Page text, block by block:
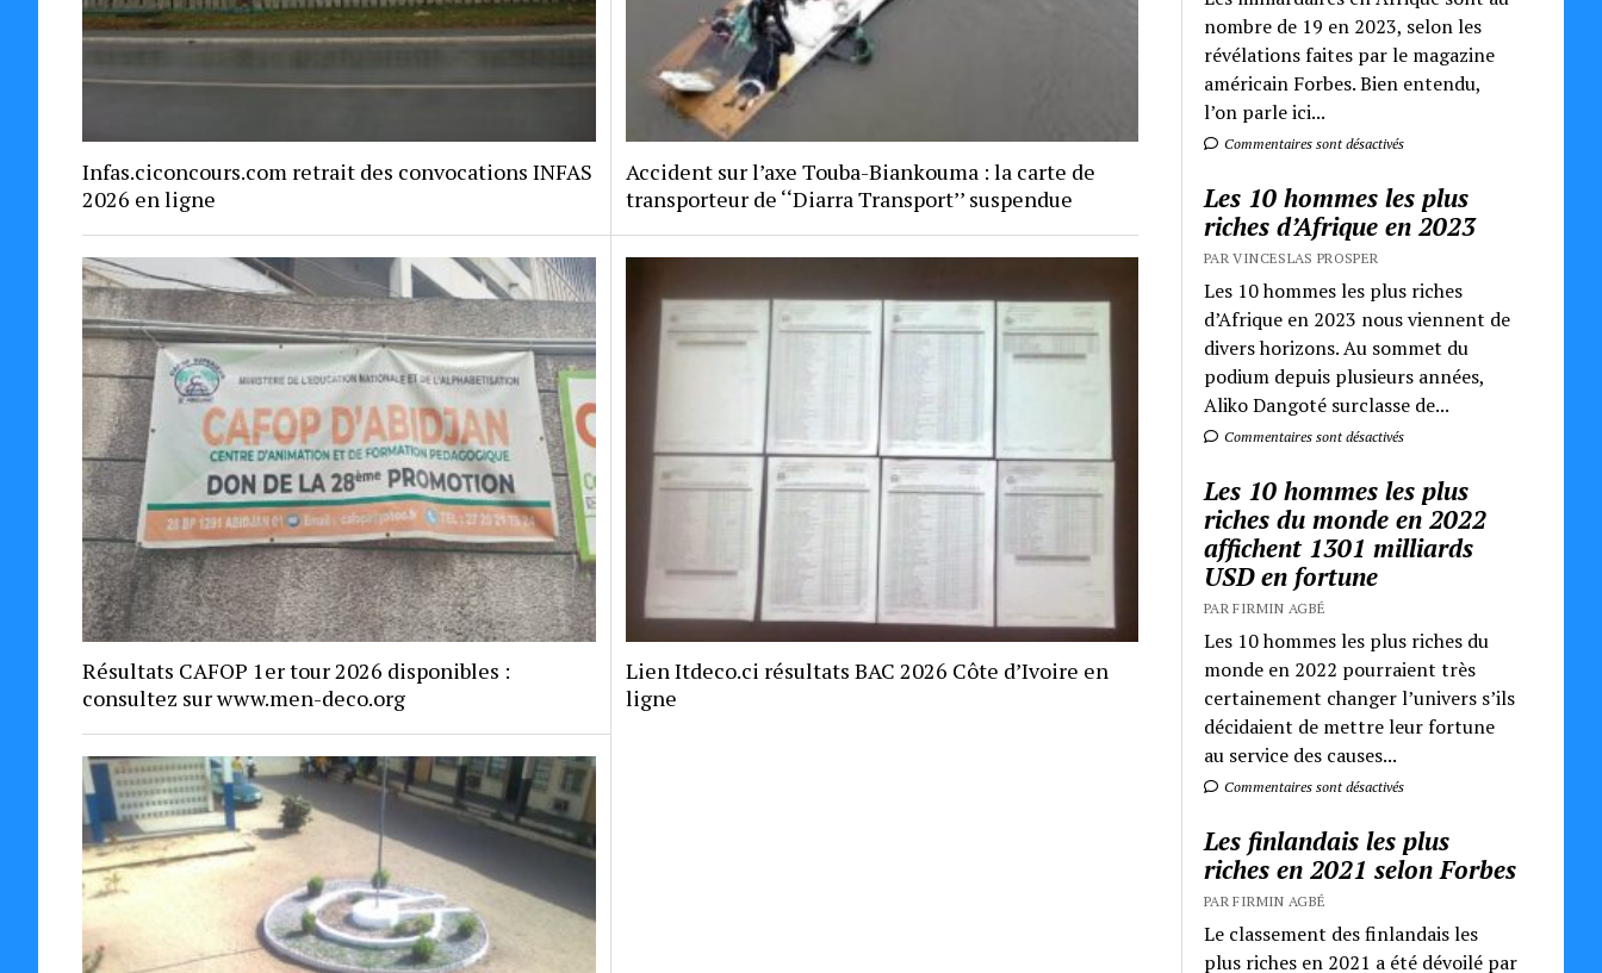
Infas.ciconcours.com retrait des convocations INFAS
2026 en ligne
Accident sur l’axe Touba-Biankouma : la carte de
transporteur de ‘‘Diarra Transport’’ suspendue
Résultats CAFOP 1er tour 2026 disponibles :
consultez sur www.men-deco.org
Lien Itdeco.ci résultats BAC 2026 Côte d’Ivoire en
ligne
nombre de 19 en 2023, selon les
révélations faites par le magazine
américain Forbes. Bien entendu,
l’on parle ici...
Commentaires sont désactivés
Les 10 hommes les plus
riches d’Afrique en 2023
PAR VINCESLAS PROSPER
Les 10 hommes les plus riches
d’Afrique en 2023 nous viennent de
divers horizons. Au sommet du
podium depuis plusieurs années,
Aliko Dangoté surclasse de...
Commentaires sont désactivés
Les 10 hommes les plus
riches du monde en 2022
affichent 1301 milliards
USD en fortune
PAR FIRMIN AGBÉ
Les 10 hommes les plus riches du
monde en 2022 pourraient très
certainement changer l’univers s’ils
décidaient de mettre leur fortune
au service des causes...
Commentaires sont désactivés
Les finlandais les plus
riches en 2021 selon Forbes
PAR FIRMIN AGBÉ
Le classement des finlandais les
plus riches en 2021 a été dévoilé par